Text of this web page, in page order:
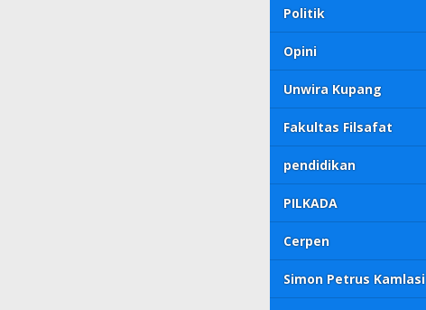
Politik
Opini
Unwira Kupang
Fakultas Filsafat
pendidikan
PILKADA
Cerpen
Simon Petrus Kamlasi